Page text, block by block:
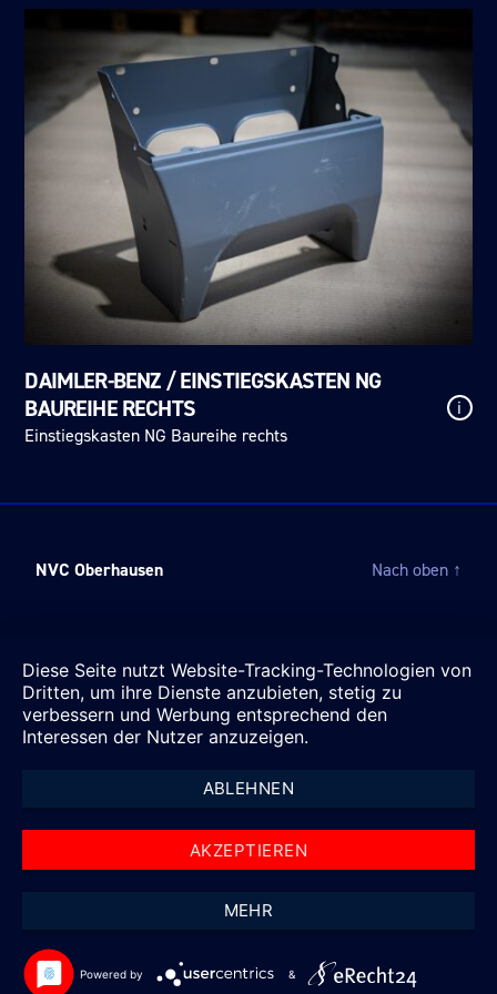
DAIMLER-BENZ / EINSTIEGSKASTEN NG
BAUREIHE RECHTS
Einstiegskasten NG Baureihe rechts
i
NVC Oberhausen Nach oben ↑
Diese Seite nutzt Website-Tracking-Technologien von
Dritten, um ihre Dienste anzubieten, stetig zu
verbessern und Werbung entsprechend den
Interessen der Nutzer anzuzeigen.
ABLEHNEN
AKZEPTIEREN
MEHR
Powered by &